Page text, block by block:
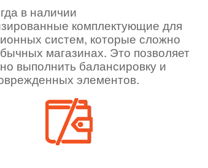
в наличии
комплектующие для
систем, которые сложно
магазинах. Это позволяет
выполнить балансировку и
элементов.